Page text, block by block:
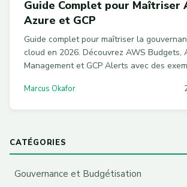
Guide Complet pour Maîtriser
Azure et GCP
Guide complet pour maîtriser la
cloud en 2026. Découvrez AWS Budgets,
Management et GCP Alerts avec des
votre contrôle financier multi-cloud.
Marcus Okafor
CATÉGORIES
Gouvernance et Budgétisation